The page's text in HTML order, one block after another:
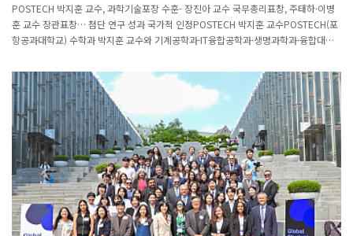
POSTECH 박지훈 교수, 과학기술포장 수훈- 장진아 교수 국무총리표창, 주태하·이병
훈 교수 장관표창… 첨단 연구 성과 국가적 인정POSTECH 박지훈 교수POSTECH(포
항공과대학교) 수학과 박지훈 교수와 기계공학과·IT융합공학과·생명과학과·융합대학
장’과 ‘국무총리표창’을 받았다. 박지훈 교수는 대수기하학 분야의 연구와 교육에 헌신
하며 한국 대수기하학의 학문적 지평을 넓히고 국제적 위상을 높이는 데 기여한 공로로
‘과학기술진흥 유공’ 부문에서 과학기술포장을 수훈했다. 특히, 박 교수는 사사키-아인
슈타인 계량을 가지는 5차원 단순연결 유리구 분류, 3차원 파노 초곡면의 비유리성 추
측, 3차 대수곡면과 가군 작용의 상관관계 추측, 등 수학계의 오래된 난제들을 해결했
다.또한, 장진아 교수는 ‘국가연구개발 성과평가 유공’ 부문에서 3D 바이오프린팅 분야
에서 혁신적인 연구 성과를 인정받아 국무총리표창을 받았다. 장 교수는 실험실에서 조
직과 세포의 미세 환경을 정교하게 재현해 프린팅된 장기의 기능을 극대화하는 데 주력
하고 있으며, 현재까지 심장, 연골, 간 등 19종 이상의 조직·장기 특이적 바이오잉크를
개발해 해당 분야에서 독보적인 기술력을 확보하고 있다.이외에도 화학과 주태하 교수
와 전자전기공학과·반도체공학과 이병훈 교수가 ‘과학기술진흥 유공’ 부문에서 과학